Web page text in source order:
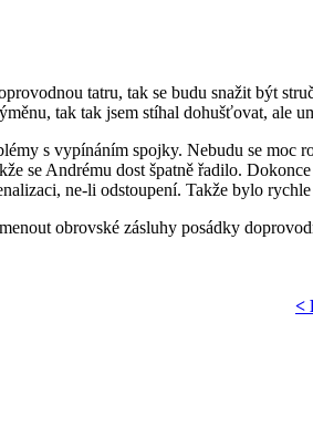
tatru, tak se budu snažit být
tak tak jsem stíhal dohušťovat,
s vypínáním spojky. Nebudu se
se Andrému dost špatně řadilo.
ne-li odstoupení. Takže bylo
obrovské zásluhy posádky
<